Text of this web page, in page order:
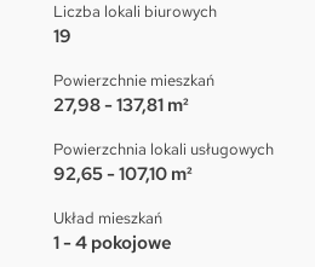
Liczba lokali biurowych
19
Powierzchnie mieszkań
27,98 - 137,81 m²
Powierzchnia lokali usługowych
92,65 - 107,10 m²
Układ mieszkań
1 - 4 pokojowe